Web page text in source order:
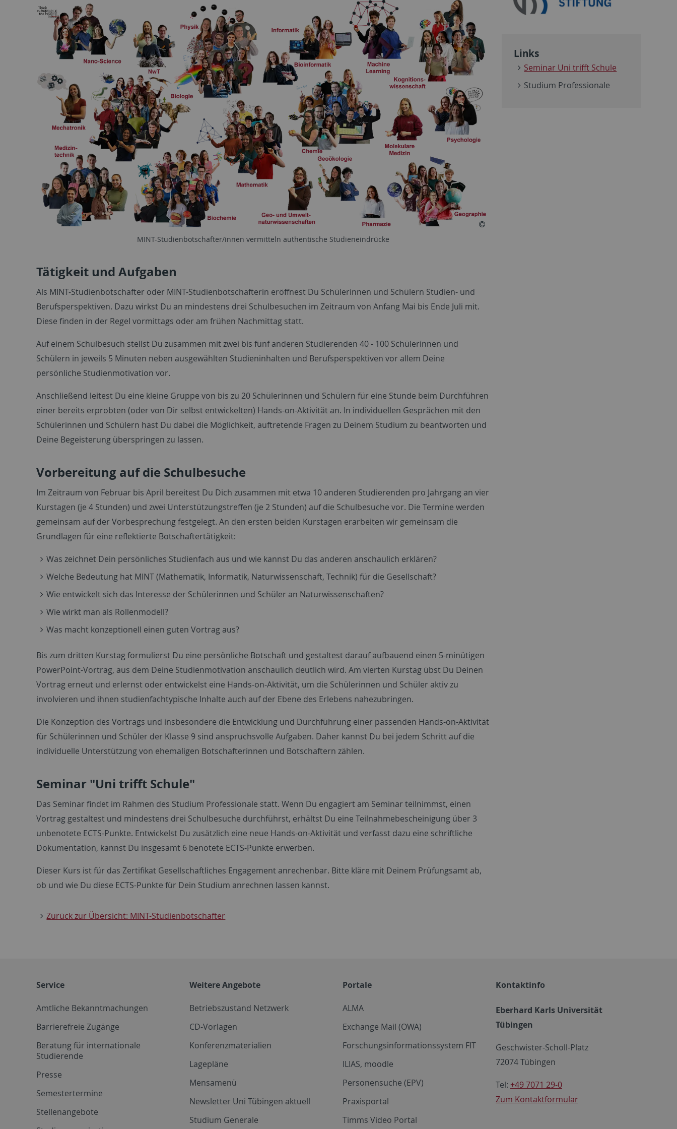
MINT-Studienbotschafter/innen vermitteln authentische Studieneindrücke
Tätigkeit und Aufgaben
Als MINT-Studienbotschafter oder MINT-Studienbotschafterin eröffnest Du Schülerinnen und Schülern Studien- und
Berufsperspektiven. Dazu wirkst Du an mindestens drei Schulbesuchen im Zeitraum von Anfang Mai bis Ende Juli mit.
Diese finden in der Regel vormittags oder am frühen Nachmittag statt.
Auf einem Schulbesuch stellst Du zusammen mit zwei bis fünf anderen Studierenden 40 - 100 Schülerinnen und
Schülern in jeweils 5 Minuten neben ausgewählten Studieninhalten und Berufsperspektiven vor allem Deine
persönliche Studienmotivation vor.
Anschließend leitest Du eine kleine Gruppe von bis zu 20 Schülerinnen und Schülern für eine Stunde beim Durchführen
einer bereits erprobten (oder von Dir selbst entwickelten) Hands-on-Aktivität an. In individuellen Gesprächen mit den
Schülerinnen und Schülern hast Du dabei die Möglichkeit, auftretende Fragen zu Deinem Studium zu beantworten und
Deine Begeisterung überspringen zu lassen.
Vorbereitung auf die Schulbesuche
Im Zeitraum von Februar bis April bereitest Du Dich zusammen mit etwa 10 anderen Studierenden pro Jahrgang an vier
Kurstagen (je 4 Stunden) und zwei Unterstützungstreffen (je 2 Stunden) auf die Schulbesuche vor. Die Termine werden
gemeinsam auf der Vorbesprechung festgelegt. An den ersten beiden Kurstagen erarbeiten wir gemeinsam die
Grundlagen für eine reflektierte Botschaftertätigkeit:
Was zeichnet Dein persönliches Studienfach aus und wie kannst Du das anderen anschaulich erklären?
Welche Bedeutung hat MINT (Mathematik, Informatik, Naturwissenschaft, Technik) für die Gesellschaft?
Wie entwickelt sich das Interesse der Schülerinnen und Schüler an Naturwissenschaften?
Wie wirkt man als Rollenmodell?
Was macht konzeptionell einen guten Vortrag aus?
Bis zum dritten Kurstag formulierst Du eine persönliche Botschaft und gestaltest darauf aufbauend einen 5-minütigen
PowerPoint-Vortrag, aus dem Deine Studienmotivation anschaulich deutlich wird. Am vierten Kurstag übst Du Deinen
Vortrag erneut und erlernst oder entwickelst eine Hands-on-Aktivität, um die Schülerinnen und Schüler aktiv zu
involvieren und ihnen studienfachtypische Inhalte auch auf der Ebene des Erlebens nahezubringen.
Die Konzeption des Vortrags und insbesondere die Entwicklung und Durchführung einer passenden Hands-on-Aktivität
für Schülerinnen und Schüler der Klasse 9 sind anspruchsvolle Aufgaben. Daher kannst Du bei jedem Schritt auf die
individuelle Unterstützung von ehemaligen Botschafterinnen und Botschaftern zählen.
Seminar "Uni trifft Schule"
Das Seminar findet im Rahmen des Studium Professionale statt. Wenn Du engagiert am Seminar teilnimmst, einen
Vortrag gestaltest und mindestens drei Schulbesuche durchführst, erhältst Du eine Teilnahmebescheinigung über 3
unbenotete ECTS-Punkte. Entwickelst Du zusätzlich eine neue Hands-on-Aktivität und verfasst dazu eine schriftliche
Dokumentation, kannst Du insgesamt 6 benotete ECTS-Punkte erwerben.
Dieser Kurs ist für das Zertifikat Gesellschaftliches Engagement anrechenbar. Bitte kläre mit Deinem Prüfungsamt ab,
ob und wie Du diese ECTS-Punkte für Dein Studium anrechnen lassen kannst.
Zurück zur Übersicht: MINT-Studienbotschafter
Links
Seminar Uni trifft Schule
Studium Professionale
Service
Amtliche Bekanntmachungen
Barrierefreie Zugänge
Beratung für internationale
Studierende
Presse
Semestertermine
Stellenangebote
Weitere Angebote
Betriebszustand Netzwerk
CD-Vorlagen
Konferenzmaterialien
Lagepläne
Mensamenü
Newsletter Uni Tübingen aktuell
Studium Generale
Portale
ALMA
Exchange Mail (OWA)
Forschungsinformationssystem FIT
ILIAS, moodle
Personensuche (EPV)
Praxisportal
Timms Video Portal
Kontaktinfo
Eberhard Karls Universität
Tübingen
Geschwister-Scholl-Platz
72074 Tübingen
Tel: +49 7071 29-0
Zum Kontaktformular